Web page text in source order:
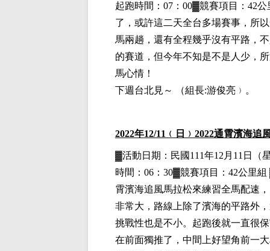
起跑時間：07：00▓競賽項目：42
了，或許這二天全台多場賽事，所
馬兩趟，還有全程幾乎沒有平路，
的賽道，但今年不知是不是人少，
馬心情！
下週台北見～
（組長:游俊亮 ﹚。
2022年12/11 ﹙日﹚ 2022通霄濱海追
▓活動日期： 民國111年12月11日
（
時間：06：30▓競賽項目：42公里
霄濱海追風馬拉松來練習全馬配速
非常大，路線上除了濱海的平路外
挑戰性也是不小。起跑後就一直很
在前面獨推了，中間上好望角前一